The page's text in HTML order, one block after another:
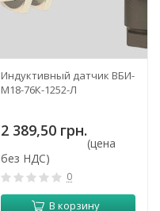
Индуктивный датчик ВБИ-
М18-76К-1252-Л
2 389,50 грн.
(цена
без НДС)
0
В корзину